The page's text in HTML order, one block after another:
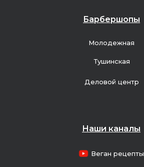
Барбершопы
Молодежная
Тушинская
Деловой центр
Наши каналы
Веган рецепты